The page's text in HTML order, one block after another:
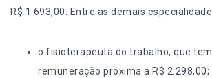
R$ 1.693,00. Entre as demais
o fisioterapeuta do trabalho, que
remuneração próxima a R$ 2.298,00;